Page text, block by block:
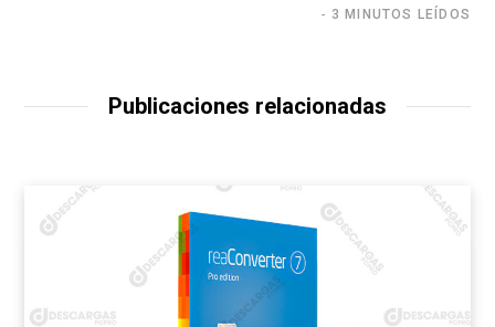
3 MINUTOS LEÍDOS
Publicaciones relacionadas